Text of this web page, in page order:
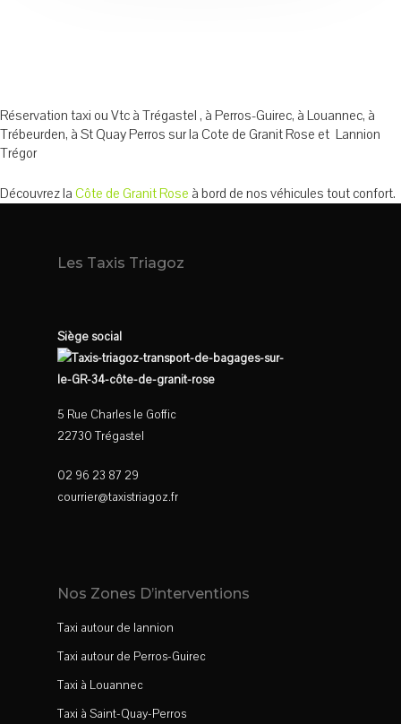
Réservation taxi ou Vtc à Trégastel , à Perros-Guirec, à Louannec, à
Trébeurden, à St Quay Perros sur la Cote de Granit Rose et Lannion
Trégor
Découvrez la Côte de Granit Rose à bord de nos véhicules tout confort.
Les Taxis Triagoz
Siège social
5 Rue Charles le Goffic
22730 Trégastel
02 96 23 87 29
courrier@taxistriagoz.fr
Nos Zones D’interventions
Taxi autour de lannion
Taxi autour de Perros-Guirec
Taxi à Louannec
Taxi à Saint-Quay-Perros